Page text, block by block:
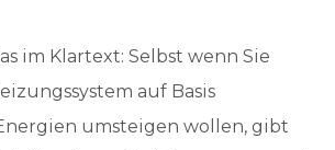
im Klartext: Selbst wenn Sie
auf Basis
umsteigen wollen, gibt